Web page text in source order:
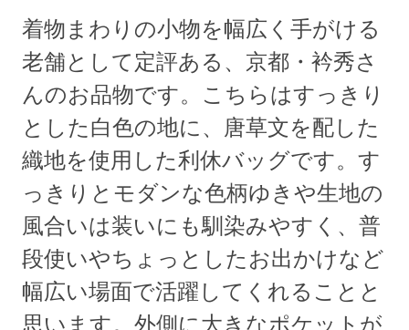
着物まわりの小物を幅広く手がける
老舗として定評ある、京都・衿秀さ
んのお品物です。こちらはすっきり
とした白色の地に、唐草文を配した
織地を使用した利休バッグです。す
っきりとモダンな色柄ゆきや生地の
風合いは装いにも馴染みやすく、普
段使いやちょっとしたお出かけなど
幅広い場面で活躍してくれることと
思います。外側に大きなポケットが